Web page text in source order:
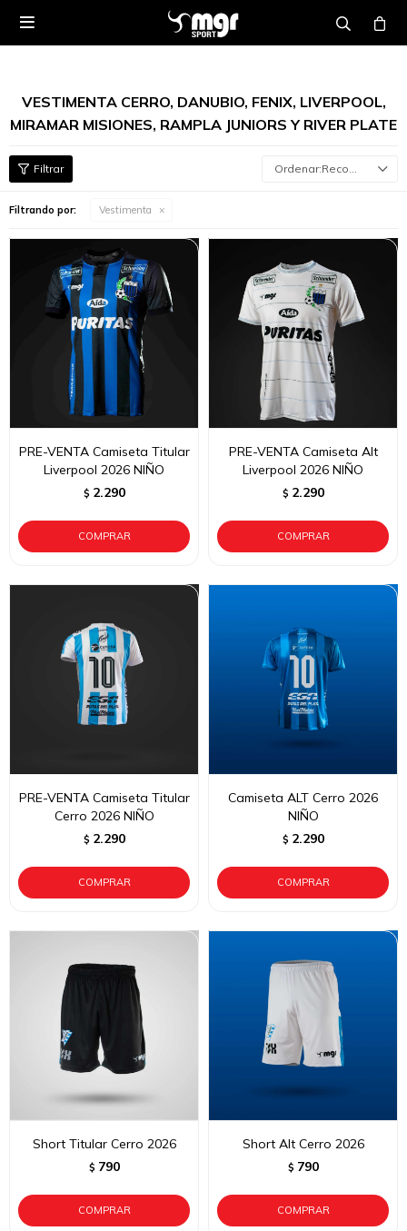

VESTIMENTA CERRO, DANUBIO, FENIX, LIVERPOOL,
MIRAMAR MISIONES, RAMPLA JUNIORS Y RIVER PLATE
Recomendados
Filtrando por: Vestimenta
PRE-VENTA Camiseta Titular
Liverpool 2026 NIÑO
$ 2.290
PRE-VENTA Camiseta Alt
Liverpool 2026 NIÑO
$ 2.290
PRE-VENTA Camiseta Titular
Cerro 2026 NIÑO
$ 2.290
Camiseta ALT Cerro 2026
NIÑO
$ 2.290
Short Titular Cerro 2026
$ 790
Short Alt Cerro 2026
$ 790